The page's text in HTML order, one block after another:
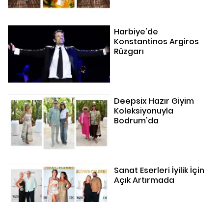
Harbiye'de
Konstantinos Argiros
Rüzgarı
Deepsix Hazır Giyim
Koleksiyonuyla
Bodrum'da
Sanat Eserleri İyilik İçin
Açık Artırmada